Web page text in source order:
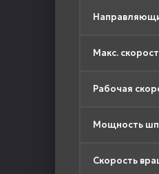
Макс.
Рабочая
Мощность
Скорость